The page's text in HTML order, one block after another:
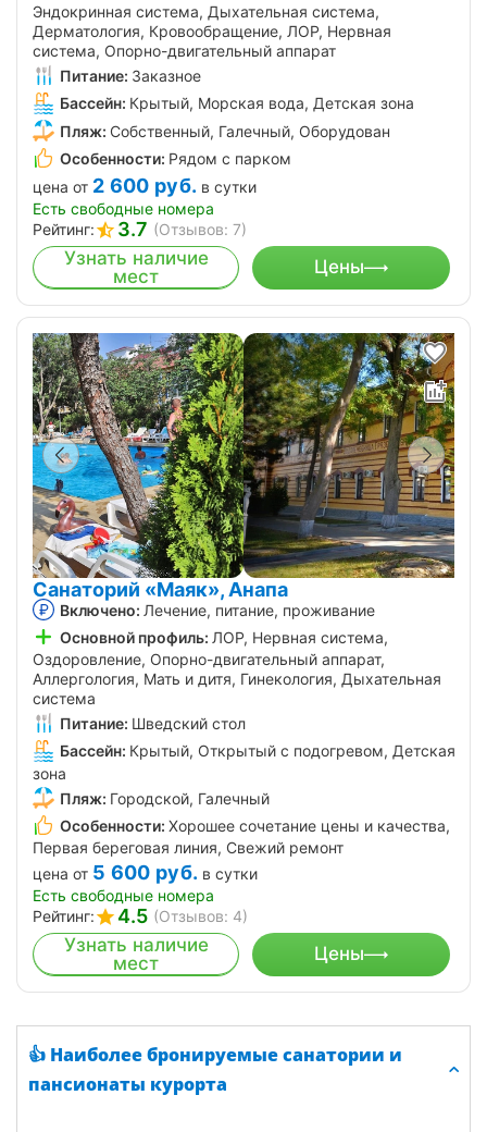
👍 Наиболее бронируемые санатории и
пансионаты курорта
Эндокринная система, Дыхательная система,
Дерматология, Кровообращение, ЛОР, Нервная
система, Опорно-двигательный аппарат
Питание: Заказное
Бассейн: Крытый, Морская вода, Детская зона
Пляж: Собственный, Галечный, Оборудован
Особенности: Рядом с парком
цена от 2 600 руб. в сутки
Есть свободные номера
Рейтинг:
3.7 (Отзывов: 7)
Узнать наличие
мест
Цены
Санаторий «Маяк», Анапа
Включено: Лечение, питание, проживание
Основной профиль: ЛОР, Нервная система,
Оздоровление, Опорно-двигательный аппарат,
Аллергология, Мать и дитя, Гинекология, Дыхательная
система
Питание: Шведский стол
Бассейн: Крытый, Открытый с подогревом, Детская
зона
Пляж: Городской, Галечный
Особенности: Хорошее сочетание цены и качества,
Первая береговая линия, Свежий ремонт
цена от 5 600 руб. в сутки
Есть свободные номера
Рейтинг:
4.5 (Отзывов: 4)
Узнать наличие
мест
Цены